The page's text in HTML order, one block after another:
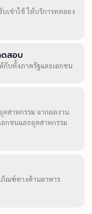
เช่าใช้ ให้บริการทดลอง
ดสอบ
กับทั้งภาครัฐและเอกชน
สาหกรรม จากผลงาน
กชนและอุตสาหกรรม
ณฑ์ทางด้านอาหาร